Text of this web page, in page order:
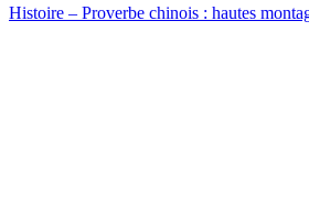
Histoire – Proverbe chinois : hautes